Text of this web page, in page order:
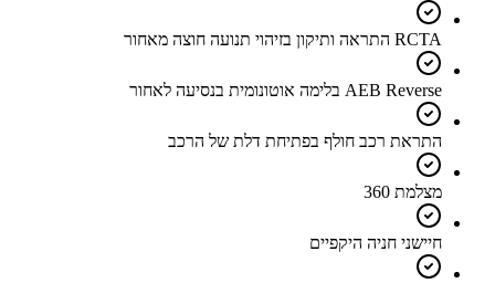
RCTA התראה ותיקון בזיהוי תנועה חוצה מאחור
AEB Reverse בלימה אוטונומית בנסיעה לאחור
התראת רכב חולף בפתיחת דלת של הרכב
מצלמת 360
חיישני חניה היקפיים